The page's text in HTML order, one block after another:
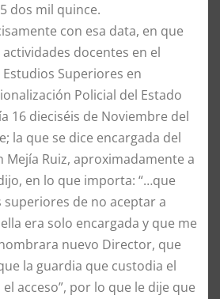
dos mil quince.
con esa data, en que
docentes en el
Superiores en
Policial del Estado
16 dieciséis de Noviembre del
la que se dice encargada del
Mejía Ruiz, aproximadamente a
en lo que importa: “…que
de no aceptar a
era solo encargada y que me
nuevo Director, que
la guardia que custodia el
acceso”, por lo que le dije que